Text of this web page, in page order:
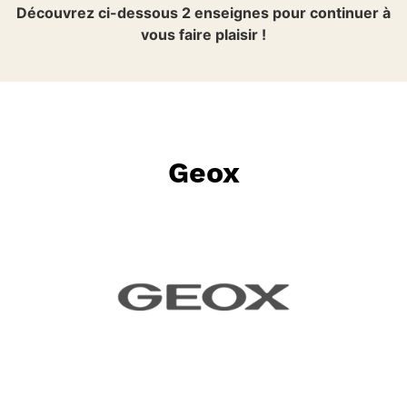
Découvrez ci-dessous 2 enseignes pour continuer à
vous faire plaisir !
Geox